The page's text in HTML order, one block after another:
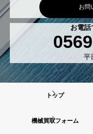
お問
お電話
平
トップ
機械買取フォーム